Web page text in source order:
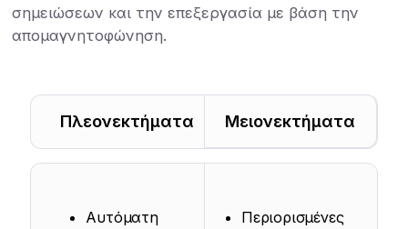
σημειώσεων και την επεξεργασία με βάση την
απομαγνητοφώνηση.
Πλεονεκτήματα Μειονεκτήματα
Αυτόματη
Περιορισμένες